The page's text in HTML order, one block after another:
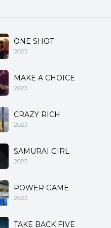
ONE SHOT
2023
MAKE A CHOICE
2023
CRAZY RICH
2023
SAMURAI GIRL
2023
POWER GAME
2023
TAKE BACK FIVE